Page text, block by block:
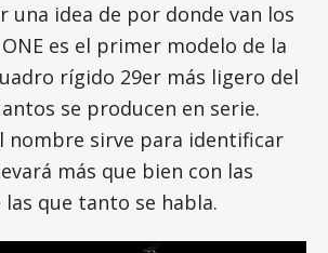
una idea de por donde van los
es el primer modelo de la
rígido 29er más ligero del
se producen en serie.
nombre sirve para identificar
más que bien con las
las que tanto se habla.